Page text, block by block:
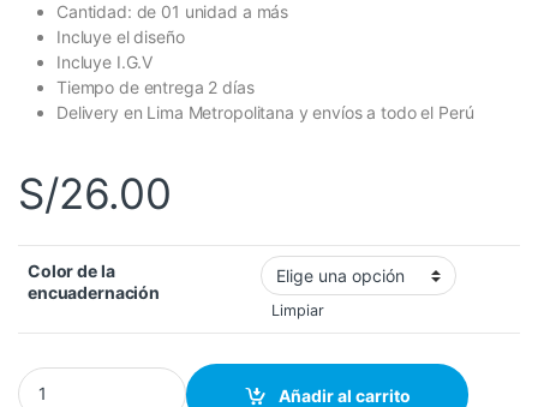
Cantidad: de 01 unidad a más
Incluye el diseño
Incluye I.G.V
Tiempo de entrega 2 días
Delivery en Lima Metropolitana y envíos a todo el Perú
S/26.00
Color de la
encuadernación
Limpiar
Empastado de tesis con pan de oro digital cantidad
Añadir al carrito